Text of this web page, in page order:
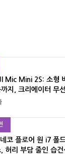
Mic Mini 2S: 소형
지, 크리에이터 무
코 플로어 원 i7 폴
허리 부담 줄인 습건